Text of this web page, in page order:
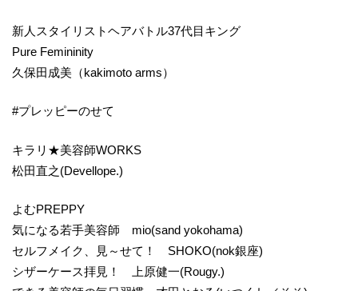
新人スタイリストヘアバトル37代目キング
Pure Femininity
久保田成美（kakimoto arms）
#プレッピーのせて
キラリ★美容師WORKS
松田直之(Devellope.)
よむPREPPY
気になる若手美容師 mio(sand yokohama)
セルフメイク、見～せて！ SHOKO(nok銀座)
シザーケース拝見！ 上原健一(Rougy.)